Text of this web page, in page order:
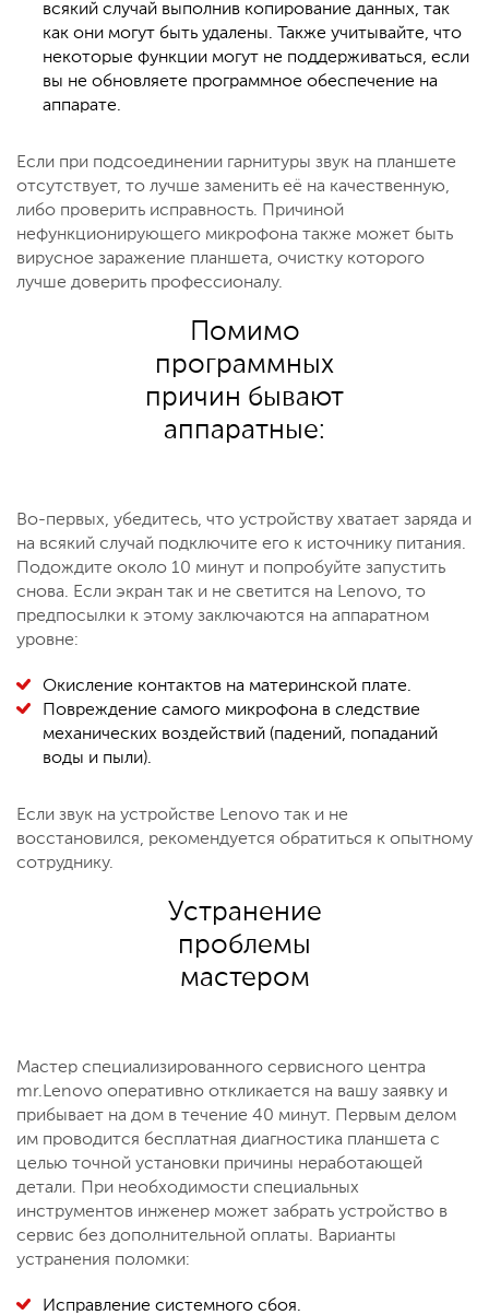
всякий случай выполнив копирование данных, так
как они могут быть удалены. Также учитывайте, что
некоторые функции могут не поддерживаться, если
вы не обновляете программное обеспечение на
аппарате.
Если при подсоединении гарнитуры звук на планшете
отсутствует, то лучше заменить её на качественную,
либо проверить исправность. Причиной
нефункционирующего микрофона также может быть
вирусное заражение планшета, очистку которого
лучше доверить профессионалу.
Помимо
программных
причин бывают
аппаратные:
Во-первых, убедитесь, что устройству хватает заряда и
на всякий случай подключите его к источнику питания.
Подождите около 10 минут и попробуйте запустить
снова. Если экран так и не светится на Lenovo, то
предпосылки к этому заключаются на аппаратном
уровне:
Окисление контактов на материнской плате.
Повреждение самого микрофона в следствие
механических воздействий (падений, попаданий
воды и пыли).
Если звук на устройстве Lenovo так и не
восстановился, рекомендуется обратиться к опытному
сотруднику.
Устранение
проблемы
мастером
Мастер специализированного сервисного центра
mr.Lenovo оперативно откликается на вашу заявку и
прибывает на дом в течение 40 минут. Первым делом
им проводится бесплатная диагностика планшета с
целью точной установки причины неработающей
детали. При необходимости специальных
инструментов инженер может забрать устройство в
сервис без дополнительной оплаты. Варианты
устранения поломки:
Исправление системного сбоя.